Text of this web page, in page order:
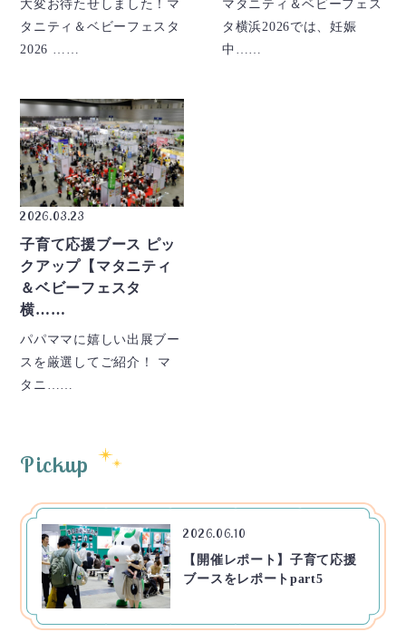
大変お待たせしました！マ
タニティ＆ベビーフェスタ
2026 ……
マタニティ＆ベビーフェス
タ横浜2026では、妊娠
中……
2026.03.23
子育て応援ブース ピッ
クアップ【マタニティ
＆ベビーフェスタ
横……
パパママに嬉しい出展ブー
スを厳選してご紹介！ マ
タニ……
Pickup
2026.06.10
【開催レポート】子育て応援
ブースをレポートpart5